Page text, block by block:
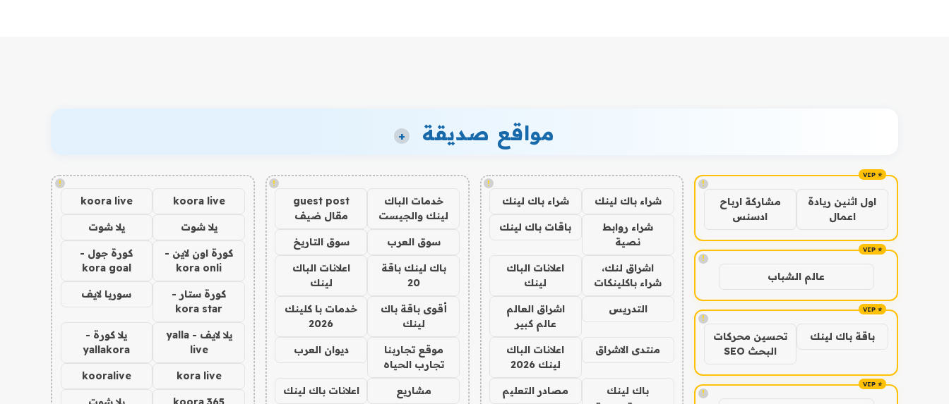
مواقع صديقة +
!
اول اثنين ريادة
اعمال
مشاركة ارباح
ادسنس
!
عالم الشباب
!
باقة باك لينك
تحسين محركات
البحث SEO
!
!
شراء باك لينك شراء باك لينك
شراء روابط
نصية
باقات باك لينك
اشراق لنك،
شراء باكلينكات
اعلانات الباك
لينك
التدريس
اشراق العالم
عالم كبير
منتدى الاشراق
اعلانات الباك
لينك 2026
باك لينك
مصادر التعليم
!
خدمات الباك
لينك والجيست
guest post
مقال ضيف
سوق العرب سوق التاريخ
باك لينك باقة
20
اعلانات الباك
لينك
أقوى باقة باك
لينك
خدمات با كلينك
2026
موقع تجاربنا
تجارب الحياه
ديوان العرب
مشاريع اعلانات باك لينك
!
koora live
koora live
يلا شوت يلا شوت
كورة اون لاين -
kora onli
كورة جول -
kora goal
كورة ستار -
kora star
سوريا لايف
يلا لايف - yalla
live
يلا كورة -
yallakora
kora live
kooralive